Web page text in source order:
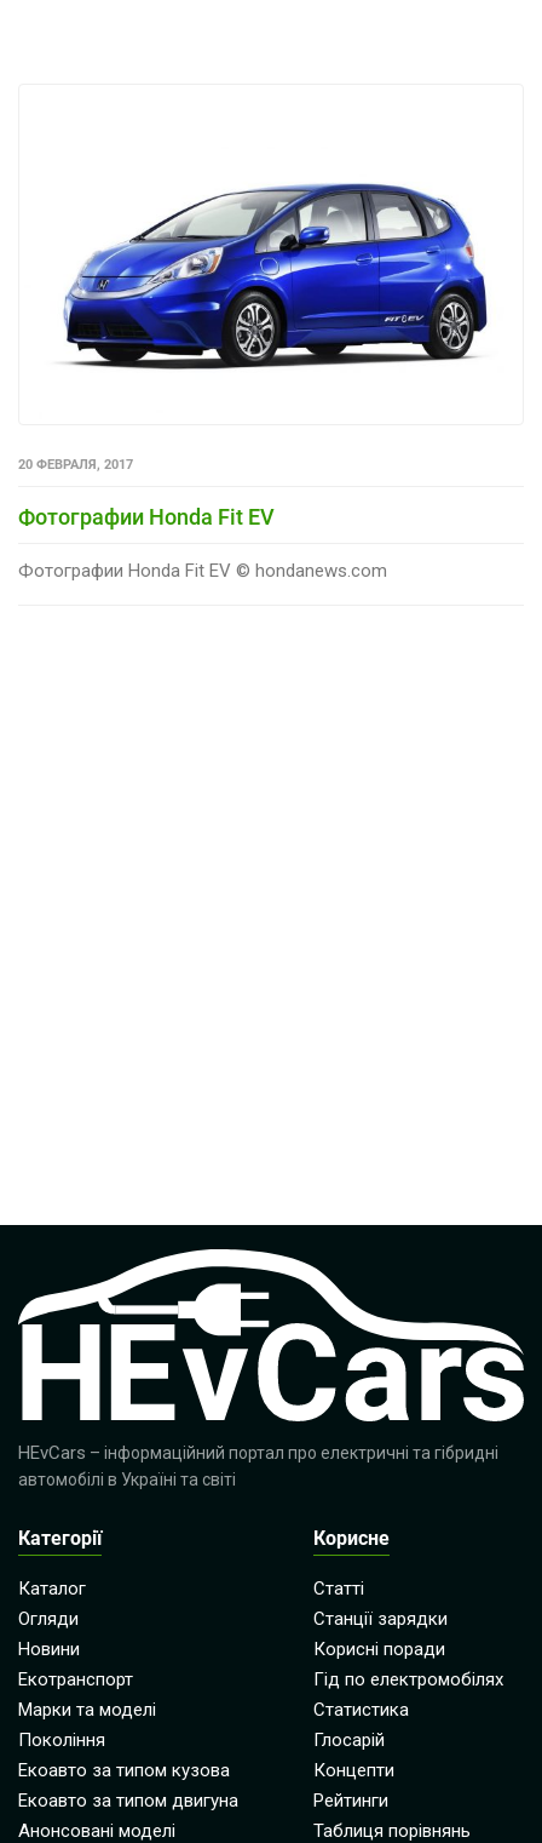
20 ФЕВРАЛЯ, 2017
Фотографии Honda Fit EV
Фотографии Honda Fit EV © hondanews.com
HEvCars – інформаційний портал про електричні та гібридні
автомобілі в Україні та світі
Категорії
Каталог
Огляди
Новини
Екотранспорт
Марки та моделі
Покоління
Екоавто за типом кузова
Екоавто за типом двигуна
Анонсовані моделі
Корисне
Статті
Станції зарядки
Корисні поради
Гід по електромобілях
Статистика
Глосарій
Концепти
Рейтинги
Таблиця порівнянь